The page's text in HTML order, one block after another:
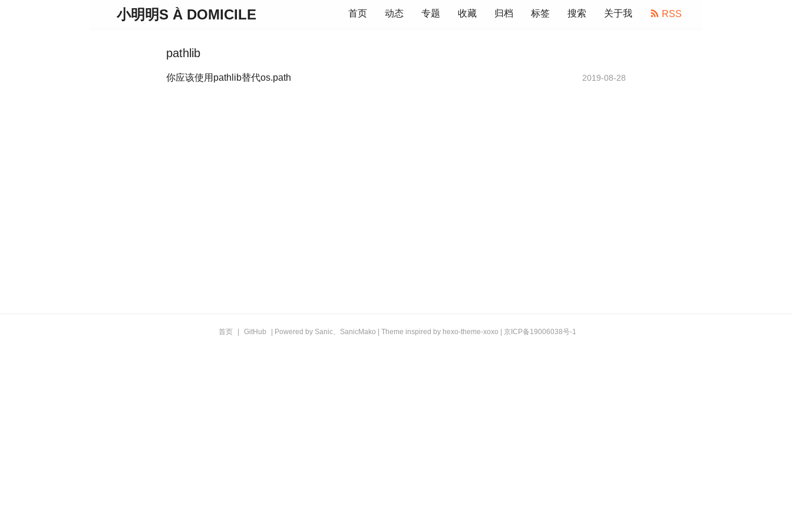
小明明S À DOMICILE 首页 动态 专题 收藏 归档 标签 搜索 关于我 RSS
pathlib
你应该使用pathlib替代os.path 2019-08-28
首页 GitHub | Powered by Sanic、 SanicMako | Theme inspired by hexo-theme-xoxo 京ICP备19006038号-1